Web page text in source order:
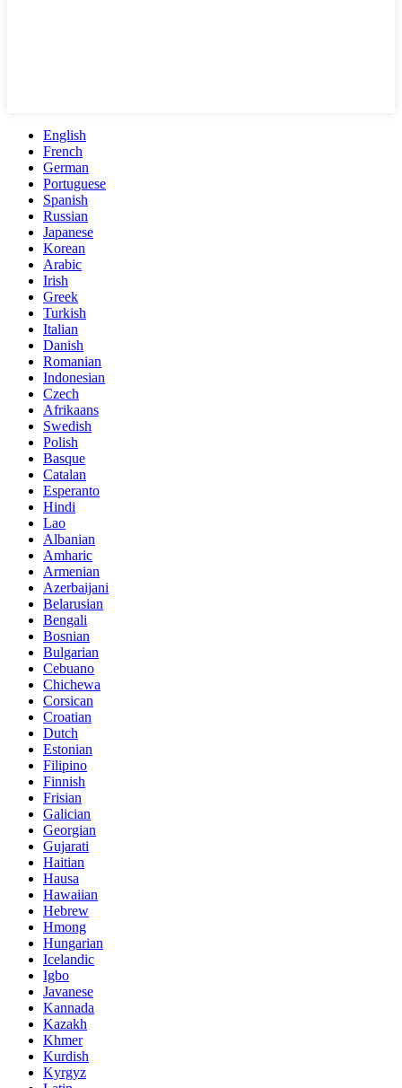
English
French
German
Portuguese
Spanish
Russian
Japanese
Korean
Arabic
Irish
Greek
Turkish
Italian
Danish
Romanian
Indonesian
Czech
Afrikaans
Swedish
Polish
Basque
Catalan
Esperanto
Hindi
Lao
Albanian
Amharic
Armenian
Azerbaijani
Belarusian
Bengali
Bosnian
Bulgarian
Cebuano
Chichewa
Corsican
Croatian
Dutch
Estonian
Filipino
Finnish
Frisian
Galician
Georgian
Gujarati
Haitian
Hausa
Hawaiian
Hebrew
Hmong
Hungarian
Icelandic
Igbo
Javanese
Kannada
Kazakh
Khmer
Kurdish
Kyrgyz